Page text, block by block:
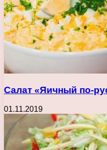
Салат «Яичный по-
01.11.2019